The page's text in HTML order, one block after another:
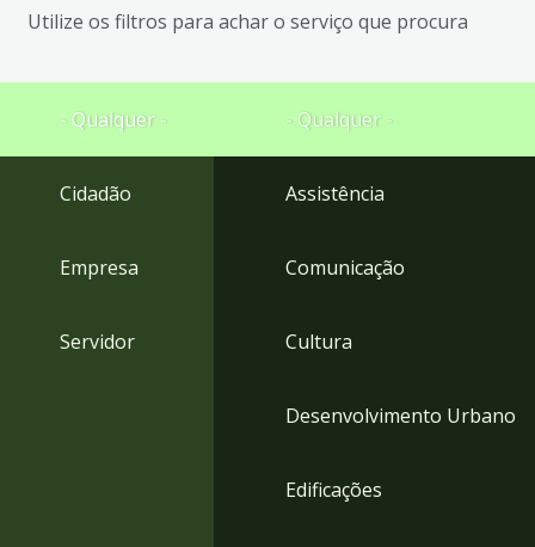
busca
Ir
rodapé
Utilize os filtros para achar o serviço que procura
- Qualquer -
Cidadão
Empresa
Servidor
- Qualquer -
Assistência
Comunicação
Cultura
Desenvolvimento Urbano
Edificações